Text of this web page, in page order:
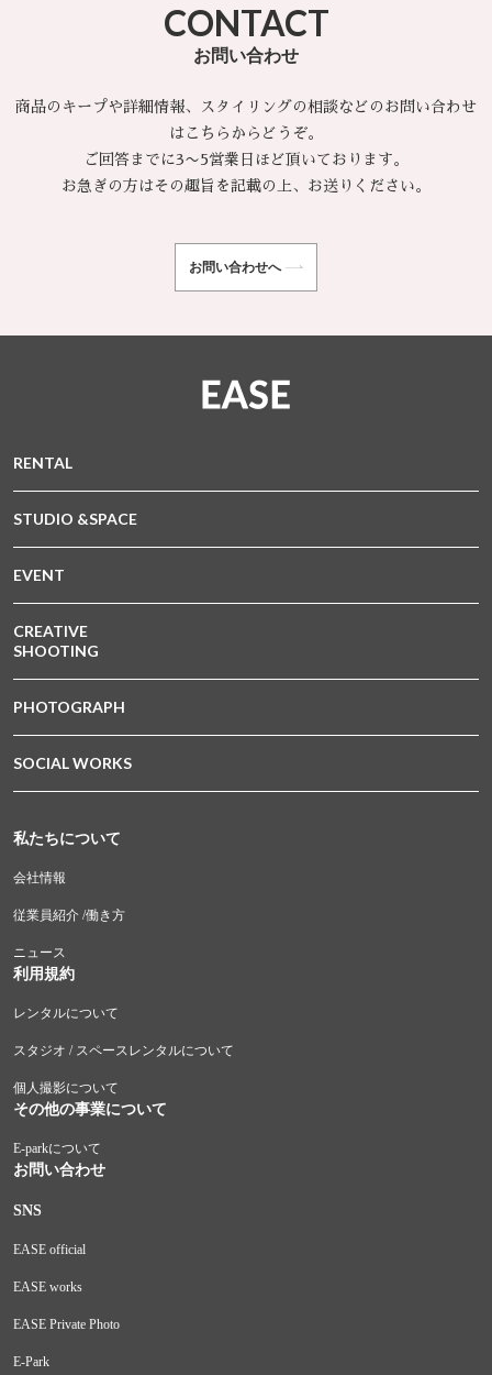
パーの提供をしていただき効率よくデリバリー
をするシステムを作っていこうと思っていま
す。（この試みは30ほどの施設に届けた段階で
います。）
CONTACT
お問い合わせ
商品のキープや詳細情報、スタイリングの相談などのお問い合わせ
はこちらからどうぞ。
ご回答までに3〜5営業日ほど頂いております。
お急ぎの方はその趣旨を記載の上、お送りください。
お問い合わせへ
RENTAL
STUDIO &SPACE
EVENT
CREATIVE
SHOOTING
PHOTOGRAPH
SOCIAL WORKS
私たちについて
会社情報
従業員紹介 /働き方
ニュース
利用規約
レンタルについて
スタジオ / スペースレンタルについて
個人撮影について
その他の事業について
E-parkについて
お問い合わせ
SNS
EASE official
EASE works
EASE Private Photo
E-Park